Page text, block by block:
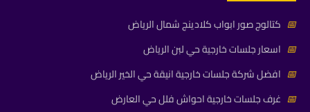
📅 كتالوج صور ابواب كلادينج شمال الرياض
📅 اسعار جلسات خارجية حي لبن الرياض
📅 افضل شركة جلسات خارجية انيقة حي الخير الرياض
📅 غرف جلسات خارجية احواش فلل حي العارض